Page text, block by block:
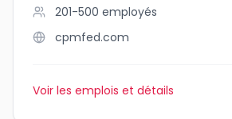
201-500 employés
cpmfed.com
Voir les emplois et détails